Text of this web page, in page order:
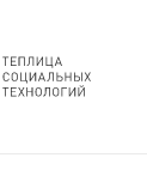
Главное